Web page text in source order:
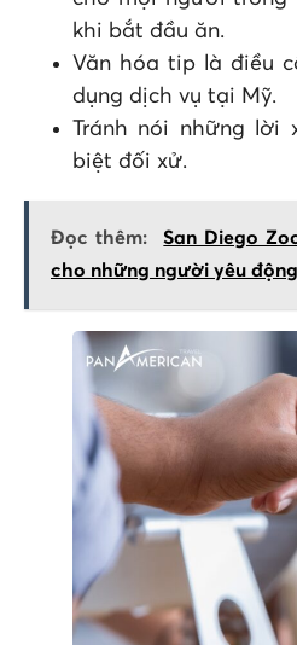
khi bắt đầu ăn.
Văn hóa tip là điều
dụng dịch vụ tại Mỹ.
Tránh nói những lời
biệt đối xử.
Đọc thêm:
San Diego
cho những người yêu